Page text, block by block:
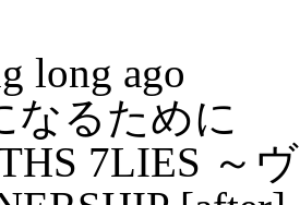
long ago
なるために
7LIES ～